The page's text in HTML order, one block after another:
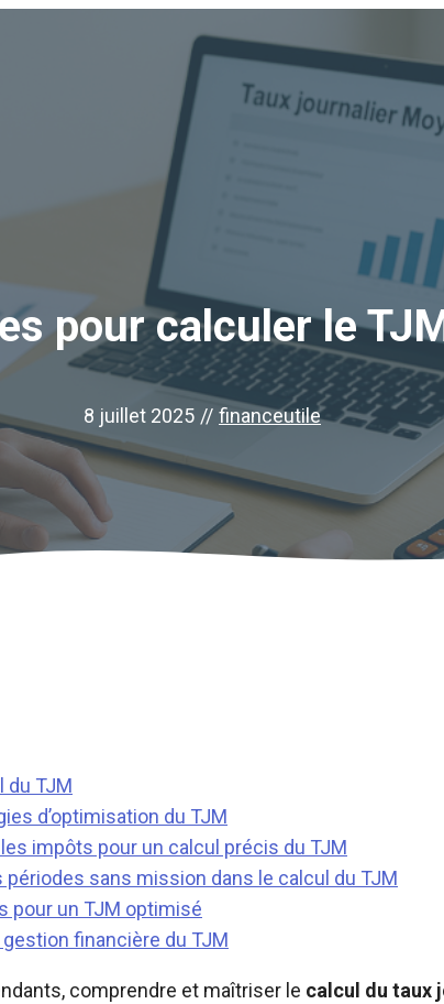
pour calculer le
8 juillet 2025 // financeutile
du TJM
d’optimisation du TJM
impôts pour un calcul précis du TJM
sans mission dans le calcul du TJM
pour un TJM optimisé
financière du TJM
comprendre et maîtriser le calcul du taux